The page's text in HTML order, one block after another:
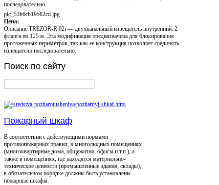
последовательно.
pic_53b6cb19582cd.jpg
Цена:
Описание TREZOR-R 02i — двухканальный извещатель внутренний. 2
фланга по 125 м. Эта модификация предназначена для блокирования
протяженных периметров, так как ее конструкция позволяет соединять
извещатели последовательно.
Поиск по сайту
Пожарный шкаф
В соответствии с действующими нормами
противопожарных правил, в многолюдных помещениях
(многоквартирные дома, общежития, офисы и т.п.), а
также в помещениях, где находятся материально-
технические ценности (промышленные здания, склады),
в обязательном порядке должны быть установлены
пожарные шкафы.